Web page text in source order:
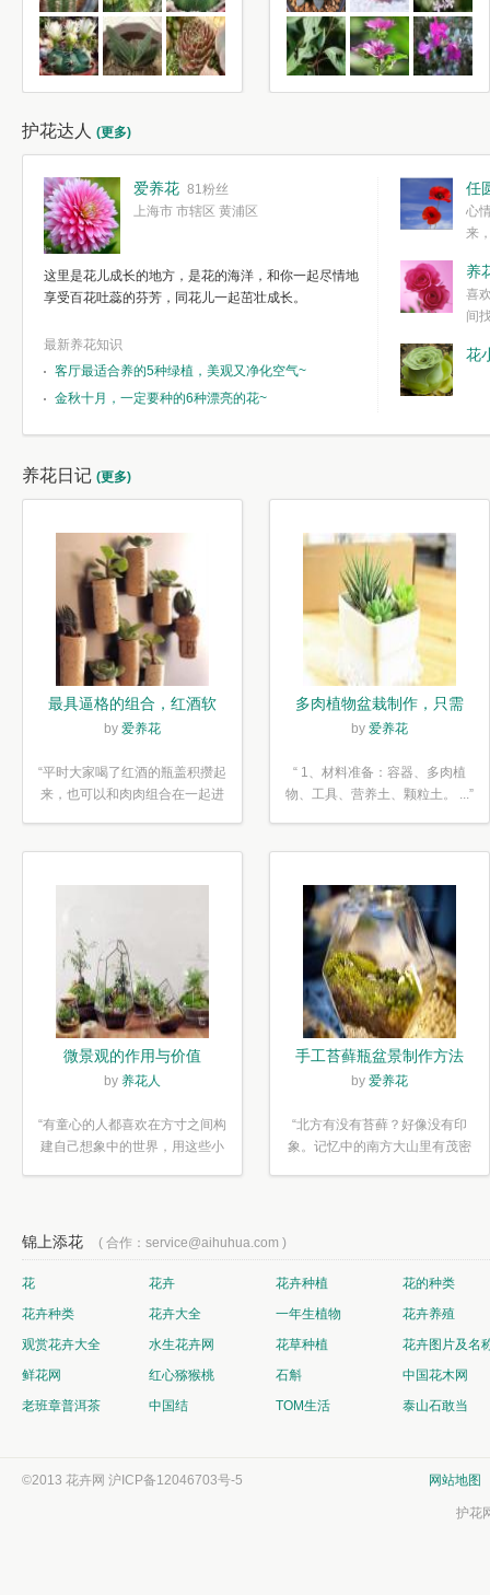
护花达人 (更多)
爱养花 81粉丝
上海市 市辖区 黄浦区
这里是花儿成长的地方，是花的海洋，和你一起尽情地
享受百花吐蕊的芬芳，同花儿一起茁壮成长。
最新养花知识
客厅最适合养的5种绿植，美观又净化空气~
金秋十月，一定要种的6种漂亮的花~
任
心
来
简单愉快的心
我们自己复杂
养
喜
间
花
养花日记 (更多)
最具逼格的组合，红酒软
木塞diy多肉植物盆栽
by 爱养花
“平时大家喝了红酒的瓶盖积攒起
来，也可以和肉肉组合在一起进
多肉植物盆栽制作，只需
简单6步
by 爱养花
“ 1、材料准备：容器、多肉植
物、工具、营养土、颗粒土。 ...”
微景观的作用与价值
by 养花人
“有童心的人都喜欢在方寸之间构
建自己想象中的世界，用这些小
手工苔藓瓶盆景制作方法
by 爱养花
“北方有没有苔藓？好像没有印
象。记忆中的南方大山里有茂密
锦上添花 ( 合作：service@aihuhua.com )
花 花卉 花卉种植
花的种类
花卉种类
花卉大全 一年生植物
花卉养殖
观赏花卉大全
水生花卉网 花草种植
花卉图片及名
鲜花网
红心猕猴桃 石斛
中国花木网
老班章普洱茶
中国结 TOM生活 泰山石敢当
©2013 花卉网 沪ICP备12046703号-5 网站地图
护花